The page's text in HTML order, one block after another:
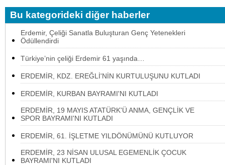
Bu kategorideki diğer haberler
Erdemir, Çeliği Sanatla Buluşturan Genç Yetenekleri
Ödüllendirdi
Türkiye’nin çeliği Erdemir 61 yaşında…
ERDEMİR, KDZ. EREĞLİ'NİN KURTULUŞUNU KUTLADI
ERDEMİR, KURBAN BAYRAMI'NI KUTLADI
ERDEMİR, 19 MAYIS ATATÜRK'Ü ANMA, GENÇLİK VE
SPOR BAYRAMI'NI KUTLADI
ERDEMİR, 61. İŞLETME YILDÖNÜMÜNÜ KUTLUYOR
ERDEMİR, 23 NİSAN ULUSAL EGEMENLİK ÇOCUK
BAYRAMI'NI KUTLADI